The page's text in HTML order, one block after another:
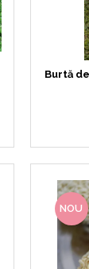
Burtă
NOU